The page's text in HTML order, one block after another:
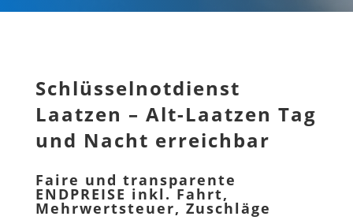
Schlüsselnotdienst
Laatzen – Alt-Laatzen Tag
und Nacht erreichbar
Faire und transparente
ENDPREISE inkl. Fahrt,
Mehrwertsteuer, Zuschläge